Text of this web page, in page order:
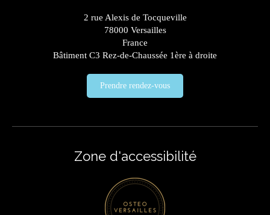
2 rue Alexis de Tocqueville
78000 Versailles
France
Bâtiment C3 Rez-de-Chaussée 1ère à droite
Prendre rendez-vous
Zone d'accessibilité